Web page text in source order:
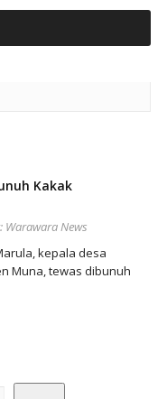
Kakak
Warawara News
kepala desa
Muna, tewas dibunuh